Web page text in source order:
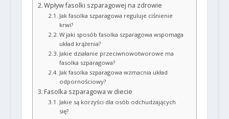
Wpływ fasolki szparagowej na zdrowie
Jak fasolka szparagowa reguluje ciśnienie
krwi?
W jaki sposób fasolka szparagowa wspomaga
układ krążenia?
Jakie działanie przeciwnowotworowe ma
fasolka szparagowa?
Jak fasolka szparagowa wzmacnia układ
odpornościowy?
Fasolka szparagowa w diecie
Jakie są korzyści dla osób odchudzających
się?